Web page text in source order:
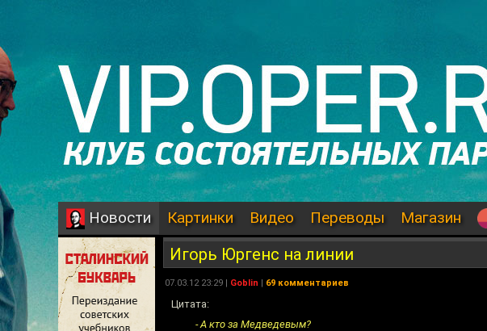
Новости Картинки Видео Переводы Магазин
Игорь Юргенс на линии
07.03.12 23:29 | Goblin | 69 комментариев
Цитата:
- А кто за Медведевым?